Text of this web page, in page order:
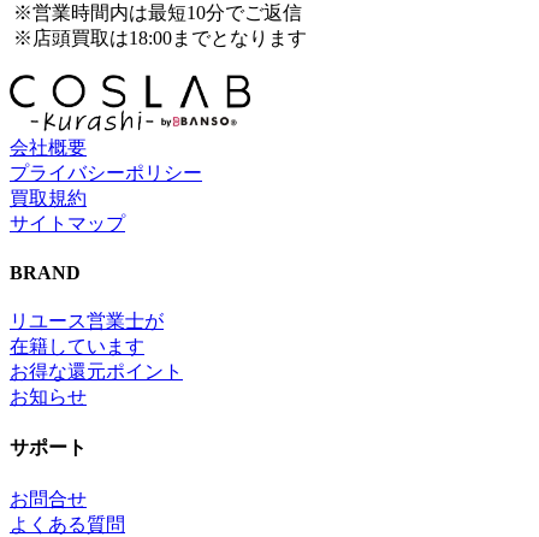
※営業時間内は最短10分でご返信
※店頭買取は18:00までとなります
会社概要
プライバシーポリシー
買取規約
サイトマップ
BRAND
リユース営業士が
在籍しています
お得な還元ポイント
お知らせ
サポート
お問合せ
よくある質問